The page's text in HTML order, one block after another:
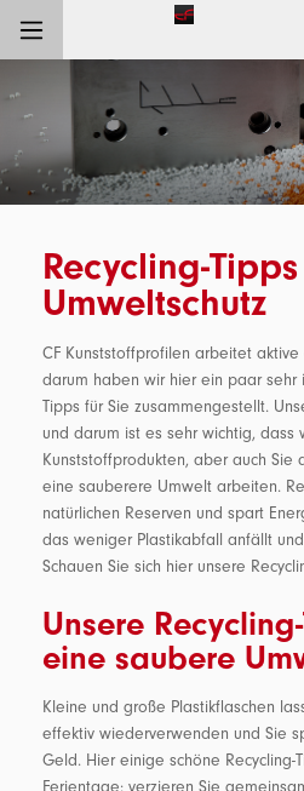
springen
Recycling-
Umweltschutz
CF Kunststoffprofilen arbeitet aktive
darum haben wir hier ein paar sehr
Tipps für Sie zusammengestellt.
und darum ist es sehr wichtig, dass
Kunststoffprodukten, aber auch Sie
eine sauberere Umwelt arbeiten.
natürlichen Reserven und spart
das weniger Plastikabfall anfällt
Schauen Sie sich hier unsere
Unsere
eine saubere
Kleine und große Plastikflaschen
effektiv wiederverwenden und Sie
Geld. Hier einige schöne Recycling-